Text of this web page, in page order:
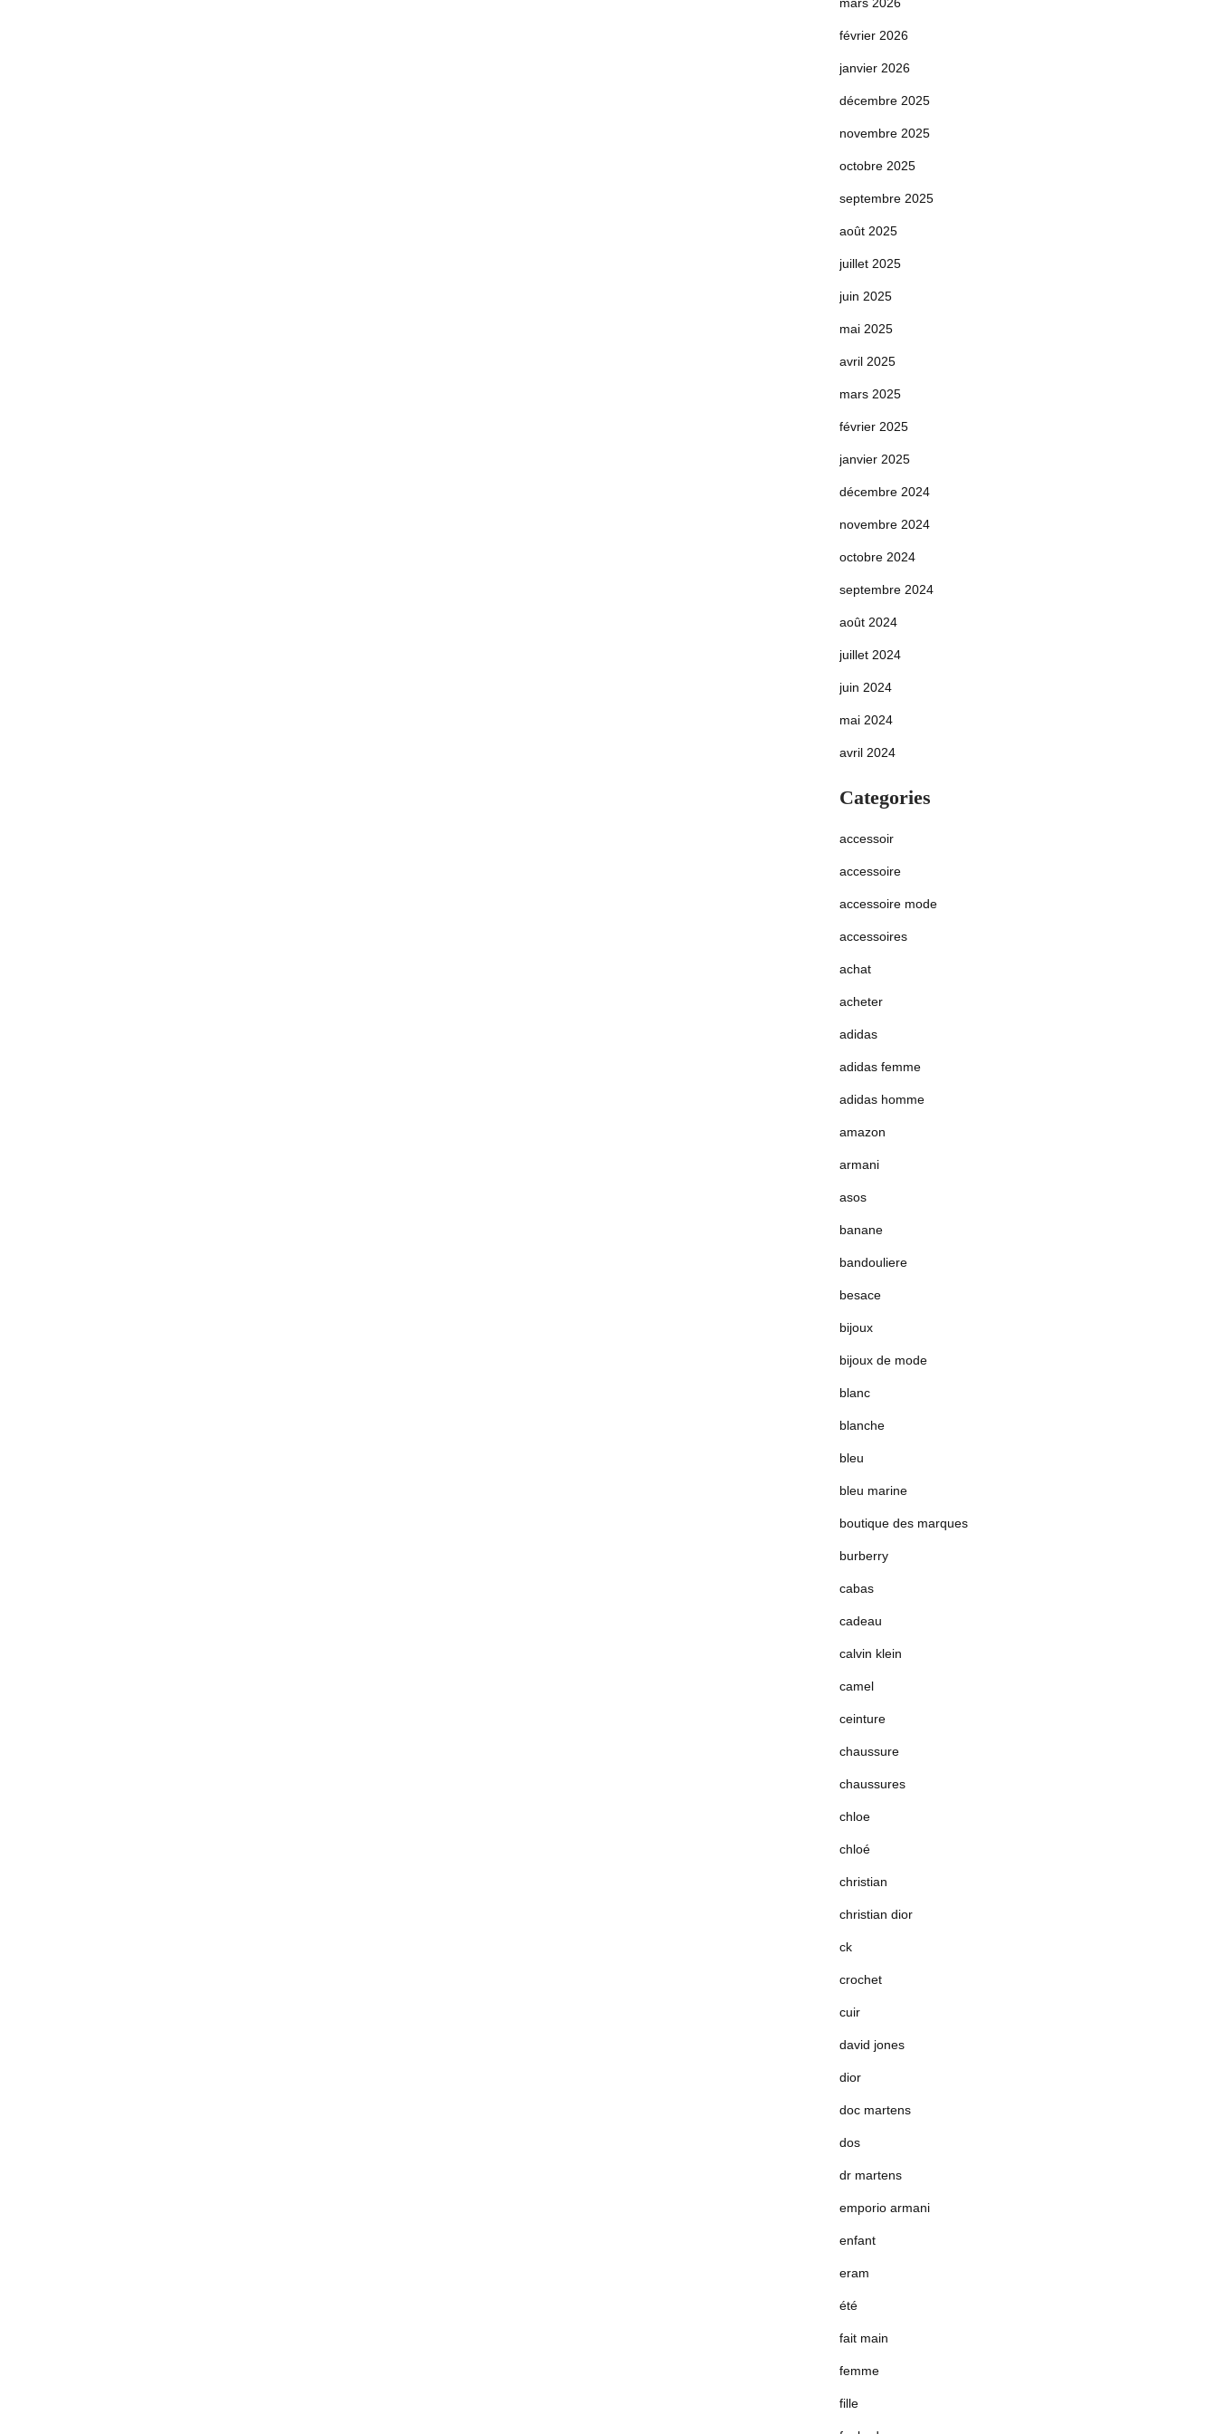
février 2026
janvier 2026
décembre 2025
novembre 2025
octobre 2025
septembre 2025
août 2025
juillet 2025
juin 2025
mai 2025
avril 2025
mars 2025
février 2025
janvier 2025
décembre 2024
novembre 2024
octobre 2024
septembre 2024
août 2024
juillet 2024
juin 2024
mai 2024
avril 2024
Categories
accessoir
accessoire
accessoire mode
accessoires
achat
acheter
adidas
adidas femme
adidas homme
amazon
armani
asos
banane
bandouliere
besace
bijoux
bijoux de mode
blanc
blanche
bleu
bleu marine
boutique des marques
burberry
cabas
cadeau
calvin klein
camel
ceinture
chaussure
chaussures
chloe
chloé
christian
christian dior
ck
crochet
cuir
david jones
dior
doc martens
dos
dr martens
emporio armani
enfant
eram
été
fait main
femme
fille